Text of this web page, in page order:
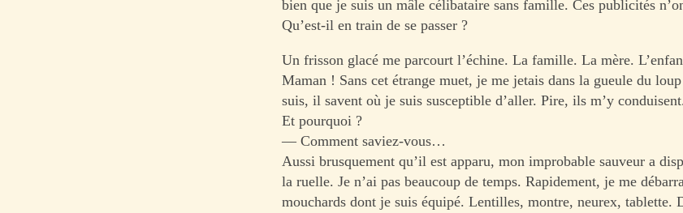
bien que je suis un mâle célibataire sans famille. Ces publicités
Qu’est-il en train de se passer ?
Un frisson glacé me parcourt l’échine. La famille. La mère.
Maman ! Sans cet étrange muet, je me jetais dans la gueule du
suis, il savent où je suis susceptible d’aller. Pire, ils m’y
Et pourquoi ?
— Comment saviez-vous…
Aussi brusquement qu’il est apparu, mon improbable sauveur a
la ruelle. Je n’ai pas beaucoup de temps. Rapidement, je me
mouchards dont je suis équipé. Lentilles, montre, neurex, tablette.